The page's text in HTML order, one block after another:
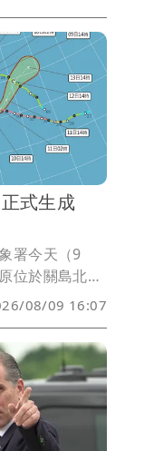
建議提前或延
活安排。
正式生成
署今天（9
位於關島北方
午2時發展為
際命名
琵鷺」，也讓
風共存的情
08/09 16:07